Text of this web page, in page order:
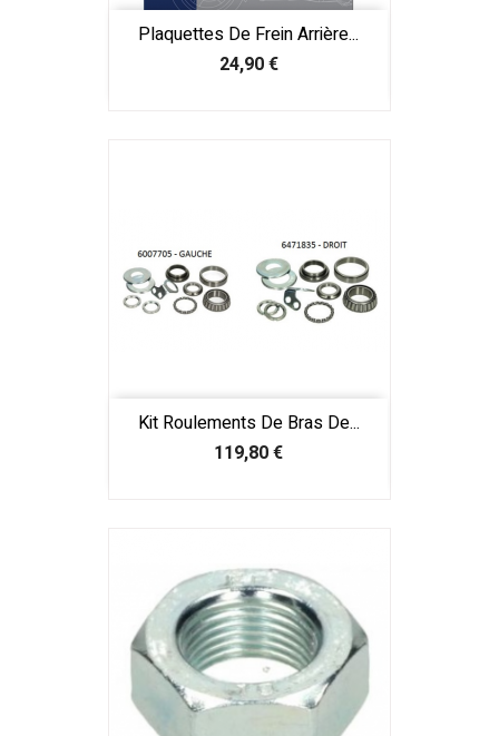
Plaquettes De Frein Arrière...
Prix
24,90 €
Kit Roulements De Bras De...
Prix
119,80 €